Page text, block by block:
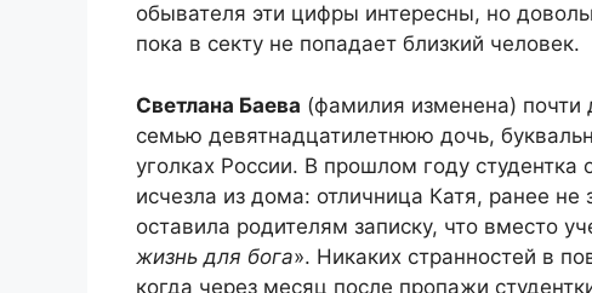
обывателя эти цифры интересны, но
пока в секту не попадает близкий человек.
Светлана Баева (фамилия изменена) почти
семью девятнадцатилетнюю дочь,
уголках России. В прошлом году студентка
исчезла из дома: отличница Катя, ранее не
оставила родителям записку, что вместо
жизнь для бога». Никаких странностей в
когда через месяц после пропажи